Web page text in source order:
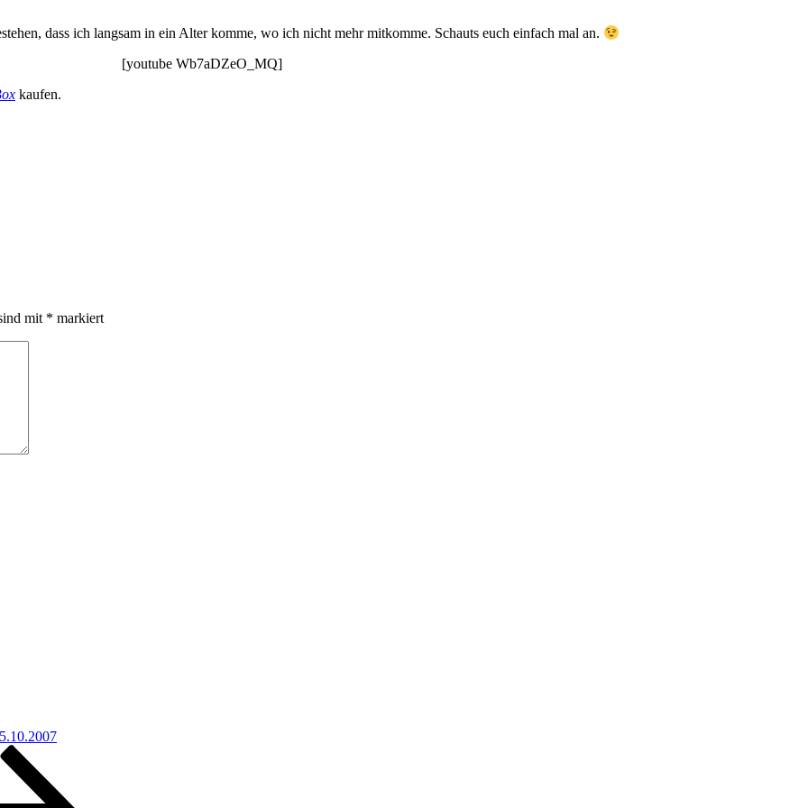
dass ich langsam in ein Alter komme, wo ich nicht mehr mitkomme. Schauts euch einfach mal an.
[youtube Wb7aDZeO_MQ]
kaufen.
mit * markiert